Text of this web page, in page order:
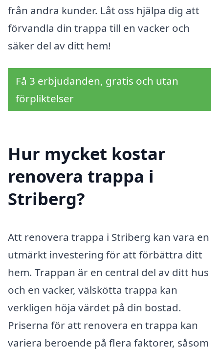
från andra kunder. Låt oss hjälpa dig att
förvandla din trappa till en vacker och
säker del av ditt hem!
Få 3 erbjudanden, gratis och utan
förpliktelser
Hur mycket kostar
renovera trappa i
Striberg?
Att renovera trappa i Striberg kan vara en
utmärkt investering för att förbättra ditt
hem. Trappan är en central del av ditt hus
och en vacker, välskötta trappa kan
verkligen höja värdet på din bostad.
Priserna för att renovera en trappa kan
variera beroende på flera faktorer, såsom